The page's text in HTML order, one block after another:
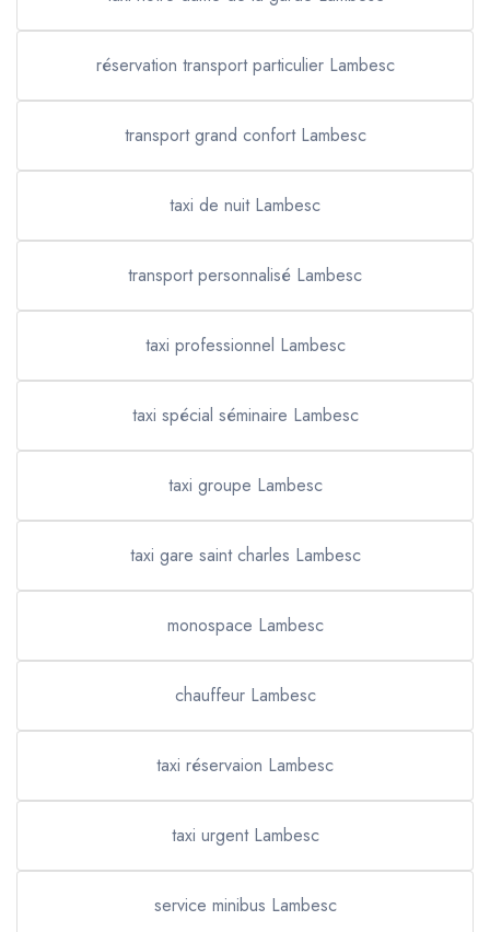
réservation transport particulier Lambesc
transport grand confort Lambesc
taxi de nuit Lambesc
transport personnalisé Lambesc
taxi professionnel Lambesc
taxi spécial séminaire Lambesc
taxi groupe Lambesc
taxi gare saint charles Lambesc
monospace Lambesc
chauffeur Lambesc
taxi réservaion Lambesc
taxi urgent Lambesc
service minibus Lambesc